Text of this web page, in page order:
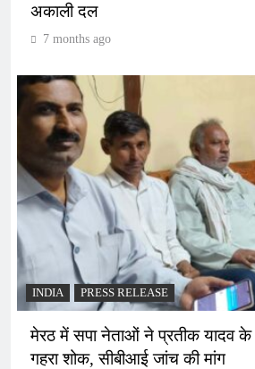
अकाली दल
7 months ago
INDIA PRESS RELEASE
मेरठ में सपा नेताओं ने प्रतीक यादव के
गहरा शोक, सीबीआई जांच की मांग